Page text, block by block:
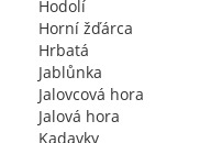
Hodolí
Horní žďárca
Hrbatá
Jablůnka
Jalovcová hora
Jalová hora
Kadavky